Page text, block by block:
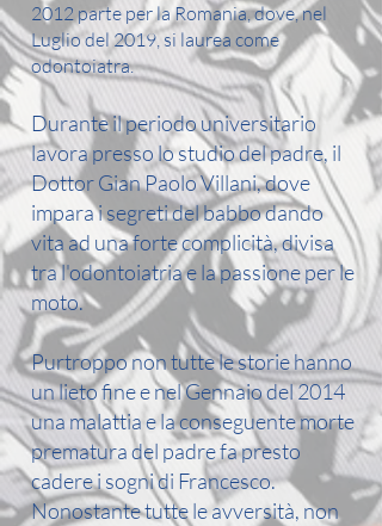
2012 parte per la Romania, dove, nel
Luglio del 2019, si laurea come
odontoiatra.
Durante il periodo universitario
lavora presso lo studio del padre, il
Dottor Gian Paolo Villani, dove
impara i segreti del babbo dando
vita ad una forte complicità, divisa
tra l'odontoiatria e la passione per le
moto.
Purtroppo non tutte le storie hanno
un lieto fine e nel Gennaio del 2014
una malattia e la conseguente morte
prematura del padre fa presto
cadere i sogni di Francesco.
Nonostante tutte le avversità, non